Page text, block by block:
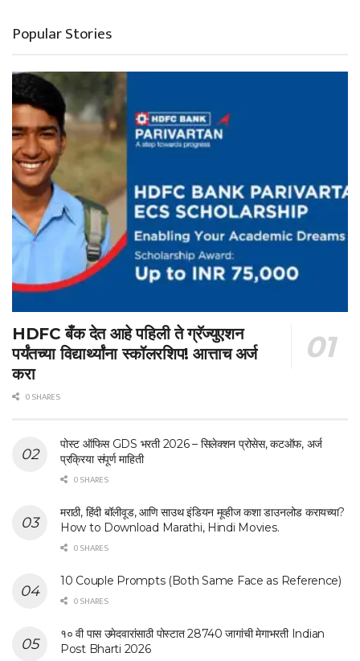
Popular Stories
HDFC बँक देत आहे पहिली ते ग्रॅज्युएशन
पर्यंतच्या विद्यार्थ्यांना स्कॉलरशिप! आत्ताच अर्ज
करा
0 SHARES
पोस्ट ऑफिस GDS भरती 2026 – सिलेक्शन प्रोसेस, कटऑफ, अर्ज
प्रक्रिया संपूर्ण माहिती
0 SHARES
मराठी, हिंदी बॉलीवूड, आणि साउथ इंडियन मूव्हीज कशा डाउनलोड करायच्या?
How to Download Marathi, Hindi Movies.
0 SHARES
10 Couple Prompts (Both Same Face as Reference)
0 SHARES
१० वी पास उमेदवारांसाठी पोस्टात 28740 जागांची मेगाभरती Indian
Post Bharti 2026